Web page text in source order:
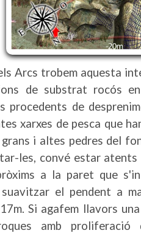
Arcs trobem aquesta
de substrat rocós
procedents de
xarxes de pesca que
i altes pedres del
les, convé estar atents
a la paret que
el pendent a
Si agafem llavors
amb proliferació